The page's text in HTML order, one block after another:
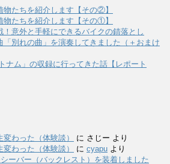
たちを紹介します【その②】
たちを紹介します【その①】
！意外と手軽にできるバイクの錆落とし
「別れの曲」を演奏してきました（＋おまけ
ナム」の収録に行ってきた話【レポート
わった（体験談） に さじー より
わった（体験談）
に cyapu より
ーバー（バックレスト）を装着しました